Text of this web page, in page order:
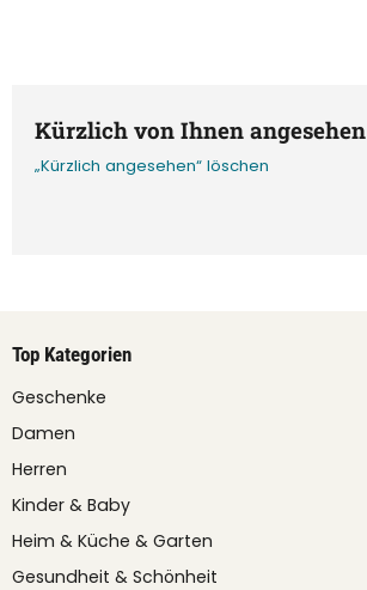
Kürzlich von Ihnen angesehen
„Kürzlich angesehen“ löschen
Top Kategorien
Geschenke
Damen
Herren
Kinder & Baby
Heim & Küche & Garten
Gesundheit & Schönheit